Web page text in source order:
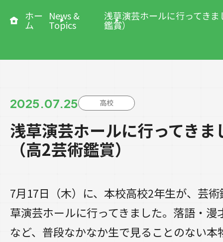
ホー
ム
News &
Topics
浅草演芸ホールに行ってき
鑑賞）
2025.07.25 高校
浅草演芸ホールに行ってきま
（高2芸術鑑賞）
7月17日（木）に、本校高校2年生が、芸
草演芸ホールに行ってきました。落語・漫
など、普段なかなか生で見ることのない本